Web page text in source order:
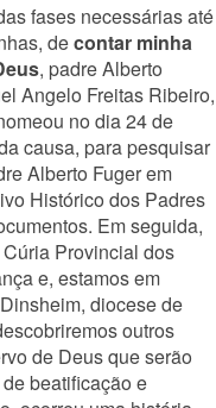
fases necessárias até
decontar minha
, padre Alberto
Angelo Freitas Ribeiro,
no dia 24 de
causa, para pesquisar
Alberto Fuger em
Histórico dos Padres
Em seguida,
Provincial dos
e, estamos em
diocese de
outros
de Deus que serão
beatificação e